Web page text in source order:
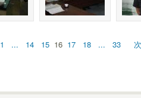
1 ... 14 15 16 17 18 ... 33